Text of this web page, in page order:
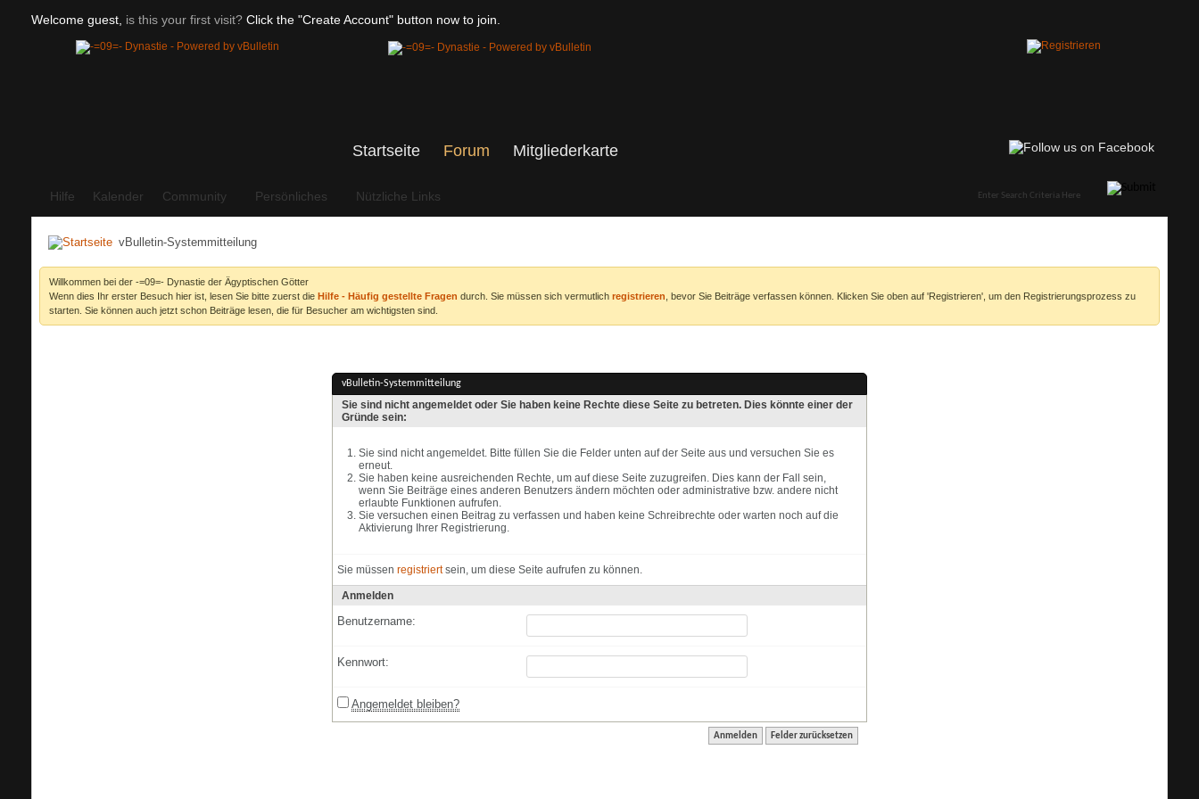
Welcome guest, is this your first visit? Click the "Create Account" button now to join.
Startseite Forum
Hilfe Kalender Community Persönliches Nützliche Links
Mitgliederkarte
vBulletin-Systemmitteilung
Willkommen bei der -=09=- Dynastie der Ägyptischen Götter
Wenn dies Ihr erster Besuch hier ist, lesen Sie bitte zuerst die Hilfe - Häufig gestellte Fragen durch. Sie müssen sich vermutlich registrieren , bevor Sie Beiträge verfassen können. Klicken Sie oben auf 'Registrieren', um den Registrierungsprozess zu
starten. Sie können auch jetzt schon Beiträge lesen, die für Besucher am wichtigsten sind.
vBulletin-Systemmitteilung
Sie sind nicht angemeldet oder Sie haben keine Rechte diese Seite zu betreten. Dies könnte einer der
Gründe sein:
Sie sind nicht angemeldet. Bitte füllen Sie die Felder unten auf der Seite aus und versuchen Sie es
erneut.
Sie haben keine ausreichenden Rechte, um auf diese Seite zuzugreifen. Dies kann der Fall sein,
wenn Sie Beiträge eines anderen Benutzers ändern möchten oder administrative bzw. andere nicht
erlaubte Funktionen aufrufen.
Sie versuchen einen Beitrag zu verfassen und haben keine Schreibrechte oder warten noch auf die
Aktivierung Ihrer Registrierung.
Sie müssen registriertsein, um diese Seite aufrufen zu können.
Anmelden
Benutzername:
Kennwort:
Angemeldet bleiben?